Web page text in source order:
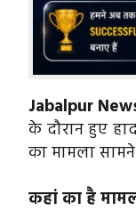
Jabalpur
के दौरान हुए
का मामला
कहां का है